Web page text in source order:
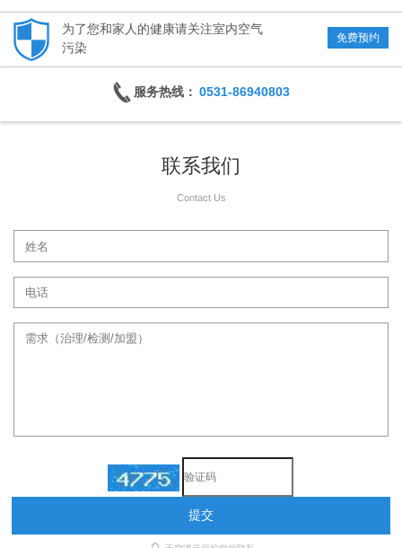
为了您和家人的健康请关注室内空气
污染
免费预约
服务热线： 0531-86940803
联系我们
Contact Us
提交